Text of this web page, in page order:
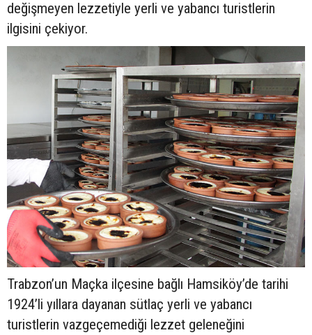
değişmeyen lezzetiyle yerli ve yabancı turistlerin
ilgisini çekiyor.
Trabzon’un Maçka ilçesine bağlı Hamsiköy’de tarihi
1924’li yıllara dayanan sütlaç yerli ve yabancı
turistlerin vazgeçemediği lezzet geleneğini